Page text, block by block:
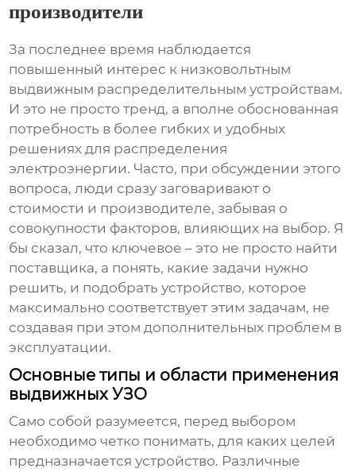
производители
За последнее время наблюдается
повышенный интерес к низковольтным
выдвижным распределительным устройствам.
И это не просто тренд, а вполне обоснованная
потребность в более гибких и удобных
решениях для распределения
электроэнергии. Часто, при обсуждении этого
вопроса, люди сразу заговаривают о
стоимости и производителе, забывая о
совокупности факторов, влияющих на выбор. Я
бы сказал, что ключевое – это не просто найти
поставщика, а понять, какие задачи нужно
решить, и подобрать устройство, которое
максимально соответствует этим задачам, не
создавая при этом дополнительных проблем в
эксплуатации.
Основные типы и области применения
выдвижных УЗО
Само собой разумеется, перед выбором
необходимо четко понимать, для каких целей
предназначается устройство. Различные